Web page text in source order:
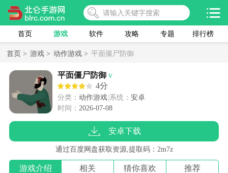
首页 游戏 软件 攻略 专题 排行榜
首页 > 游戏 > 动作游戏 > 平面僵尸防御
平面僵尸防御 v
4分
分类： 动作游戏 系统： 安卓
时间： 2026-07-08
安卓下载
通过百度网盘获取资源,提取码：2m7z
游戏介绍 相关 猜你喜欢 推荐